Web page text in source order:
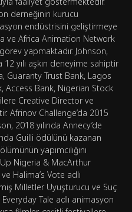
derneğinin kurucu
endüstrisini geliştirmeye
ve Africa Animation Network
yapmaktadır. Johnson,
yılı aşkın deneyime sahiptir
Guaranty Trust Bank, Lagos
Access Bank, Nigerian Stock
Creative Director ve
Afrinov Challenge’da 2015
2018 yılında Annecy’de
Guilli ödülünü kazanan
yapımcılığını
Up Nigeria & MacArthur
Halima’s Vote adlı
Milletler Uyuşturucu ve Suç
Tale adlı animasyon